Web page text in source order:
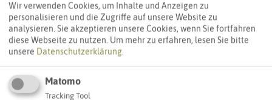
Wir verwenden Cookies, um Inhalte und Anzeigen zu
personalisieren und die Zugriffe auf unsere Website zu
analysieren. Sie akzeptieren unsere Cookies, wenn Sie fortfahren
diese Webseite zu nutzen. Um mehr zu erfahren, lesen Sie bitte
unsere Datenschutzerklärung.
Matomo
Tracking Tool